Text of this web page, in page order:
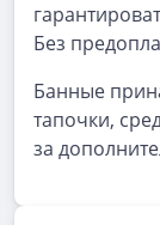
Без
Банные
тапочки,
за